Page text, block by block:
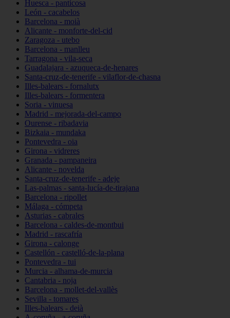
Huesca - panticosa
León - cacabelos
Barcelona - moià
Alicante - monforte-del-cid
Zaragoza - utebo
Barcelona - manlleu
Tarragona - vila-seca
Guadalajara - azuqueca-de-henares
Santa-cruz-de-tenerife - vilaflor-de-chasna
Illes-balears - fornalutx
Illes-balears - formentera
Soria - vinuesa
Madrid - mejorada-del-campo
Ourense - ribadavia
Bizkaia - mundaka
Pontevedra - oia
Girona - vidreres
Granada - pampaneira
Alicante - novelda
Santa-cruz-de-tenerife - adeje
Las-palmas - santa-lucía-de-tirajana
Barcelona - ripollet
Málaga - cómpeta
Asturias - cabrales
Barcelona - caldes-de-montbui
Madrid - rascafría
Girona - calonge
Castellón - castelló-de-la-plana
Pontevedra - tui
Murcia - alhama-de-murcia
Cantabria - noja
Barcelona - mollet-del-vallès
Sevilla - tomares
Illes-balears - deià